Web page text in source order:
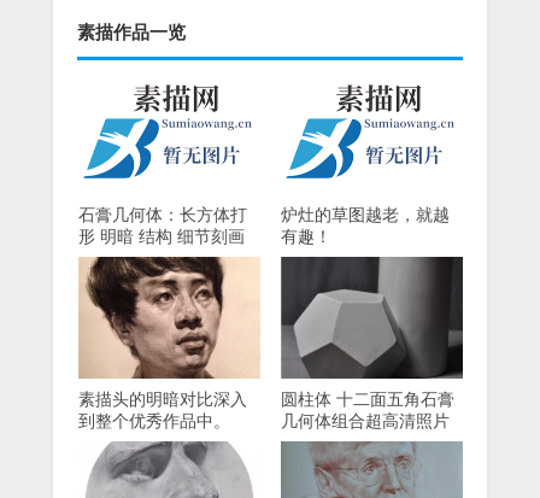
素描作品一览
石膏几何体：长方体打
形 明暗 结构 细节刻画
详细视频教程
炉灶的草图越老，就越
有趣！
素描头的明暗对比深入
到整个优秀作品中。
圆柱体 十二面五角石膏
几何体组合超高清照片